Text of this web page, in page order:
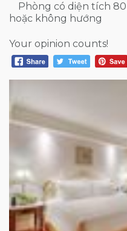
Phòng có diện tích
hoặc không hướng
Your opinion counts!